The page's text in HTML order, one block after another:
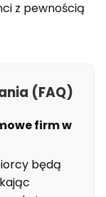
z pewnością
(FAQ)
firm w
będą